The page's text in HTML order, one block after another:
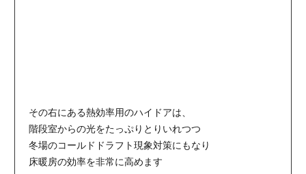
その右にある熱効率用のハイドアは、
階段室からの光をたっぷりとりいれつつ
冬場のコールドドラフト現象対策にもなり
床暖房の効率を非常に高めます